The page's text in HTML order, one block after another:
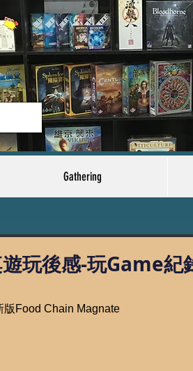
Gathering
玩後感-玩Game紀
Food Chain Magnate